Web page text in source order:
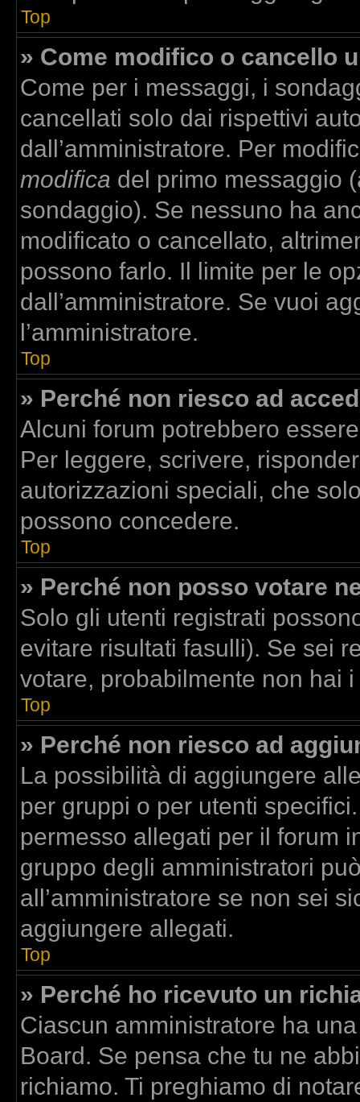
Top
» Come modifico o cancello
Come per i messaggi, i
cancellati solo dai rispettivi
dall’amministratore. Per
modifica del primo messaggio
sondaggio). Se nessuno ha
modificato o cancellato,
possono farlo. Il limite per le
dall’amministratore. Se vuoi
l’amministratore.
Top
» Perché non riesco ad
Alcuni forum potrebbero
Per leggere, scrivere,
autorizzazioni speciali, che
possono concedere.
Top
» Perché non posso votare
Solo gli utenti registrati
evitare risultati fasulli). Se sei
votare, probabilmente non hai
Top
» Perché non riesco ad
La possibilità di aggiungere
per gruppi o per utenti
permesso allegati per il forum
gruppo degli amministratori
all’amministratore se non sei
aggiungere allegati.
Top
» Perché ho ricevuto un
Ciascun amministratore ha
Board. Se pensa che tu ne
richiamo. Ti preghiamo di